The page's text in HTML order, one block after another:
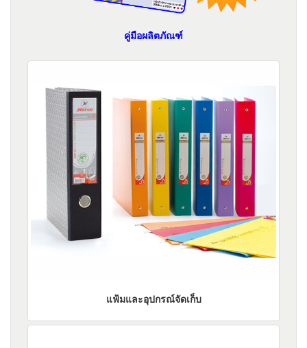
คู่มือผลิตภัณฑ์
แฟ้มและอุปกรณ์จัดเก็บ